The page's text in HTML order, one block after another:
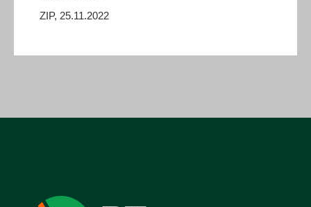
ZIP, 25.11.2022